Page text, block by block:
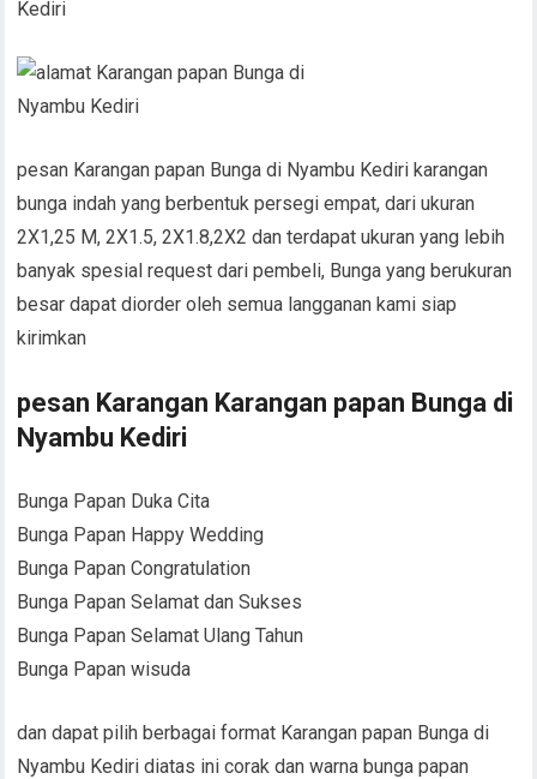
pesan Karangan papan Bunga di Nyambu Kediri karangan
bunga indah yang berbentuk persegi empat, dari ukuran
2X1,25 M, 2X1.5, 2X1.8,2X2 dan terdapat ukuran yang lebih
banyak spesial request dari pembeli, Bunga yang berukuran
besar dapat diorder oleh semua langganan kami siap
kirimkan
pesan Karangan Karangan papan Bunga di
Nyambu Kediri
Bunga Papan Duka Cita
Bunga Papan Happy Wedding
Bunga Papan Congratulation
Bunga Papan Selamat dan Sukses
Bunga Papan Selamat Ulang Tahun
Bunga Papan wisuda
dan dapat pilih berbagai format Karangan papan Bunga di
Nyambu Kediri diatas ini corak dan warna bunga papan